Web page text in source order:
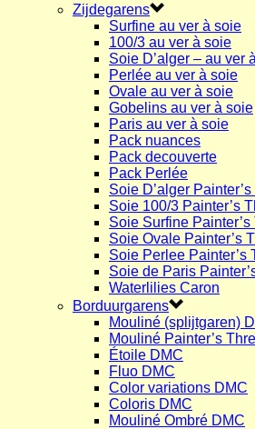
Zijdegarens
Surfine au ver à soie
100/3 au ver à soie
Soie D’alger – au ver
Perlée au ver à soie
Ovale au ver à soie
Gobelins au ver à soie
Paris au ver à soie
Pack nuances
Pack decouverte
Pack Perlée
Soie D’alger
Soie 100/3 Painter’s
Soie Surfine
Soie Ovale Painter’s
Soie Perlee Painter’s
Soie de Paris
Waterlilies Caron
Borduurgarens
Mouliné (splijtgaren)
Mouliné Painter’s
Étoile DMC
Fluo DMC
Color variations DMC
Coloris DMC
Mouliné Ombré DMC